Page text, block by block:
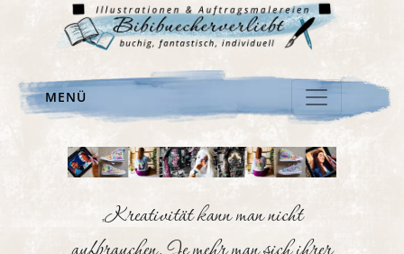
MENÜ
„Kreativität kann man nicht